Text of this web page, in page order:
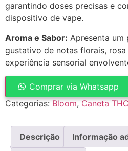
garantindo doses precisas e
dispositivo de vape.
Aroma e Sabor: Apresenta
gustativo de notas florais,
experiência sensorial
Comprar via Whatsapp
Categorias:Bloom,Caneta
Descrição Informação